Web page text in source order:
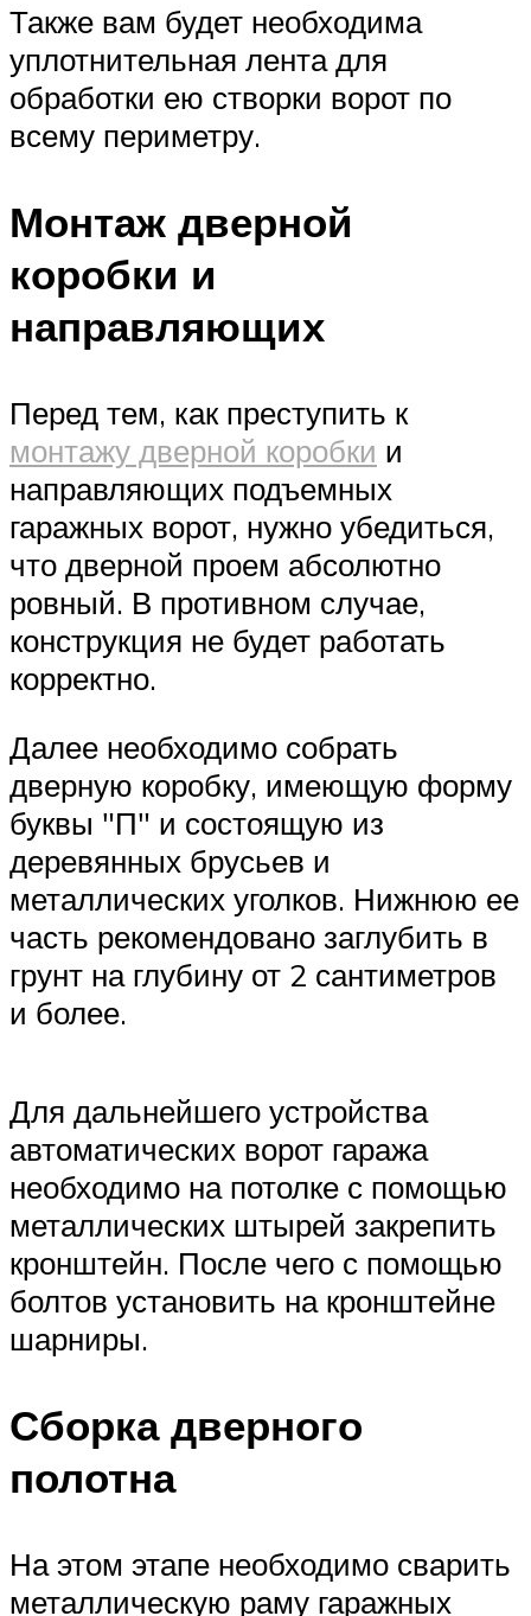
Также вам будет необходима
уплотнительная лента для
обработки ею створки ворот по
всему периметру.
Монтаж дверной
коробки и
направляющих
Перед тем, как преступить к
монтажу дверной коробки и
направляющих подъемных
гаражных ворот, нужно убедиться,
что дверной проем абсолютно
ровный. В противном случае,
конструкция не будет работать
корректно.
Далее необходимо собрать
дверную коробку, имеющую форму
буквы
П
и состоящую из
деревянных брусьев и
металлических уголков. Нижнюю ее
часть рекомендовано заглубить в
грунт на глубину от 2 сантиметров
и более.
Для дальнейшего устройства
автоматических ворот гаража
необходимо на потолке с помощью
металлических штырей закрепить
кронштейн. После чего с помощью
болтов установить на кронштейне
шарниры.
Сборка дверного
полотна
На этом этапе необходимо сварить
металлическую раму гаражных